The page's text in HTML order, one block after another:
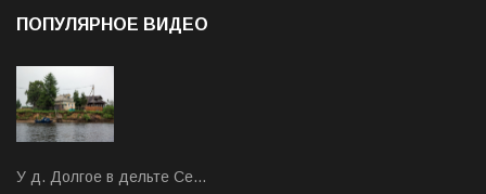
ПОПУЛЯРНОЕ ВИДЕО
У д. Долгое в дельте Се…